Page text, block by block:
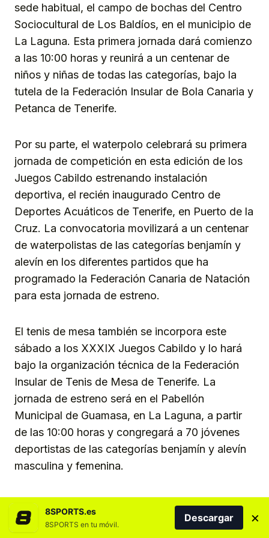
sede habitual, el campo de bochas del Centro
Sociocultural de Los Baldíos, en el municipio de
La Laguna. Esta primera jornada dará comienzo
a las 10:00 horas y reunirá a un centenar de
niños y niñas de todas las categorías, bajo la
tutela de la Federación Insular de Bola Canaria y
Petanca de Tenerife.
Por su parte, el waterpolo celebrará su primera
jornada de competición en esta edición de los
Juegos Cabildo estrenando instalación
deportiva, el recién inaugurado Centro de
Deportes Acuáticos de Tenerife, en Puerto de la
Cruz. La convocatoria movilizará a un centenar
de waterpolistas de las categorías benjamín y
alevín en los diferentes partidos que ha
programado la Federación Canaria de Natación
para esta jornada de estreno.
El tenis de mesa también se incorpora este
sábado a los XXXIX Juegos Cabildo y lo hará
bajo la organización técnica de la Federación
Insular de Tenis de Mesa de Tenerife. La
jornada de estreno será en el Pabellón
Municipal de Guamasa, en La Laguna, a partir
de las 10:00 horas y congregará a 70 jóvenes
deportistas de las categorías benjamín y alevín
masculina y femenina.
La primera jornada de bádminton nos llevará
hasta el Pabellón Municipal Leticia Batista de El
Chorrillo, en el municipio de El Rosario. Esta
8SPORTS.es
8SPORTS en tu móvil.
Descargar ×